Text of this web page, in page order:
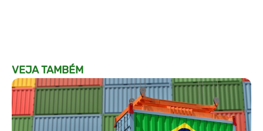
VEJA TAMBÉM